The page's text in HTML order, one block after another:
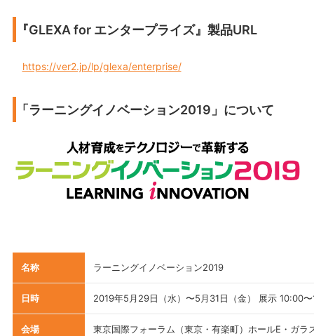
『GLEXA for エンタープライズ』製品URL
https://ver2.jp/lp/glexa/enterprise/
「ラーニングイノベーション2019」について
名称 ラーニングイノベーション2019
日時 2019年5月29日（水）〜5月31日（金） 展示 10:00
会場 東京国際フォーラム（東京・有楽町）ホールE・ガラ